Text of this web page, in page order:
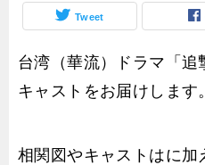
Tweet
台湾（華流）ドラマ「追
キャストをお届けします。
相関図やキャストはに加